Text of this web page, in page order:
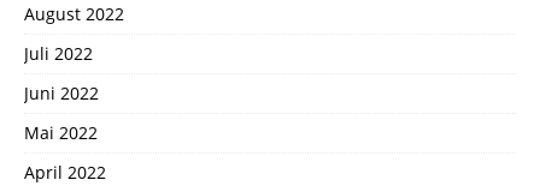
August 2022
Juli 2022
Juni 2022
Mai 2022
April 2022